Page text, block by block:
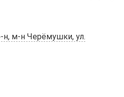
н, м-н Черёмушки, ул.